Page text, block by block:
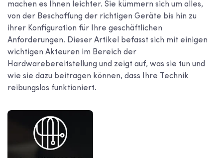
machen es Ihnen leichter. Sie kümmern sich um alles,
von der Beschaffung der richtigen Geräte bis hin zu
ihrer Konfiguration für Ihre geschäftlichen
Anforderungen. Dieser Artikel befasst sich mit einigen
wichtigen Akteuren im Bereich der
Hardwarebereitstellung und zeigt auf, was sie tun und
wie sie dazu beitragen können, dass Ihre Technik
reibungslos funktioniert.